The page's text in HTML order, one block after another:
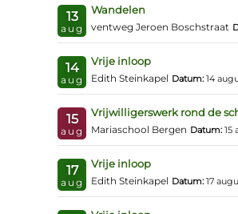
13
aug
Wandelen
ventweg Jeroen Boschstraat
14
aug
Vrije inloop
Edith Steinkapel Datum: 14
15
aug
Vrijwilligerswerk rond de
Mariaschool Bergen Datum: 15
17
aug
Vrije inloop
Edith Steinkapel Datum: 17